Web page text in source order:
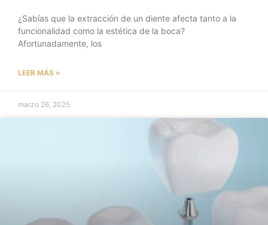
¿Sabías que la extracción de un diente afecta tanto a la
funcionalidad como la estética de la boca?
Afortunadamente, los
LEER MÁS »
marzo 26, 2025